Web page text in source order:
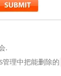
.
管理中把能删除的